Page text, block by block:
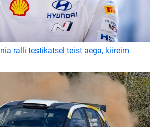
ralli testikatsel teist aega, kiireim